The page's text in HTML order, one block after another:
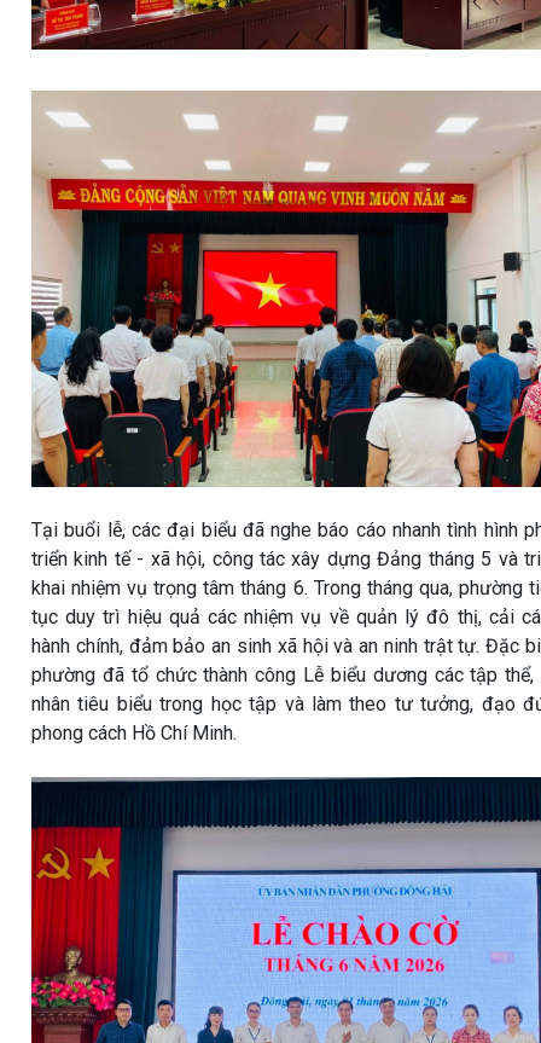
Tại buổi lễ, các đại biểu đã nghe báo cáo nhanh tình hình
triển kinh tế - xã hội, công tác xây dựng Đảng tháng 5 và
khai nhiệm vụ trọng tâm tháng 6. Trong tháng qua, phường
tục duy trì hiệu quả các nhiệm vụ về quản lý đô thị, cải
hành chính, đảm bảo an sinh xã hội và an ninh trật tự. Đặc
phường đã tổ chức thành công Lễ biểu dương các tập thể,
nhân tiêu biểu trong học tập và làm theo tư tưởng, đạo
phong cách Hồ Chí Minh.